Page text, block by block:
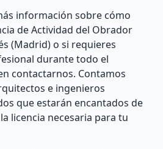
información sobre cómo
de Actividad del Obrador
(Madrid) o si requieres
durante todo el
contactarnos. Contamos
e ingenieros
que estarán encantados de
licencia necesaria para tu